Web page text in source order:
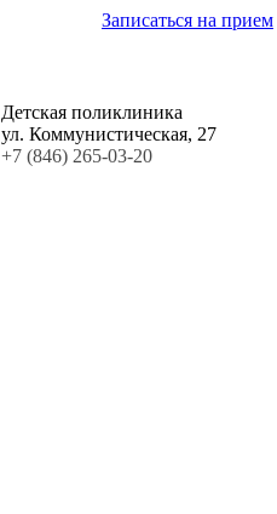
Записаться на прием
Детская поликлиника
ул. Коммунистическая, 27
+7 (846) 265-03-20